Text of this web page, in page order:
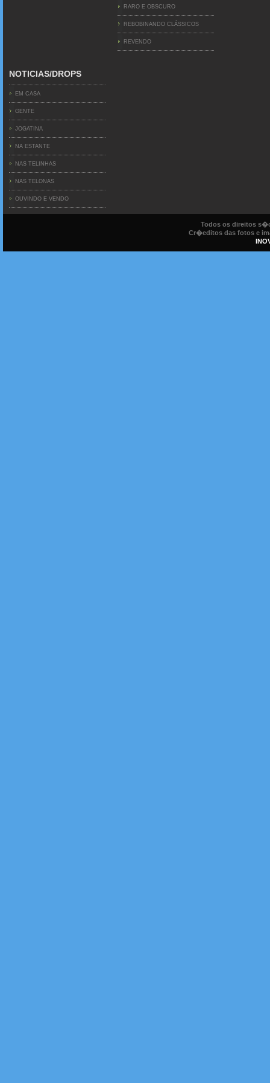
RARO E OBSCURO
REBOBINANDO CLÁSSICOS
REVENDO
NOTICIAS/DROPS
EM CASA
GENTE
JOGATINA
NA ESTANTE
NAS TELINHAS
NAS TELONAS
OUVINDO E VENDO
Todos os direitos
Cr�editos das fotos e